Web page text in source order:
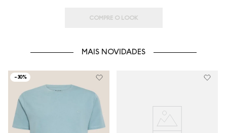
COMPRE O LOOK
MAIS NOVIDADES
-30%